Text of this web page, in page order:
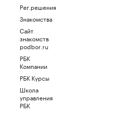
Рег.решения
Знакомства
Сайт
знакомств
podbor.ru
РБК
Компании
РБК Курсы
Школа
управления
РБК